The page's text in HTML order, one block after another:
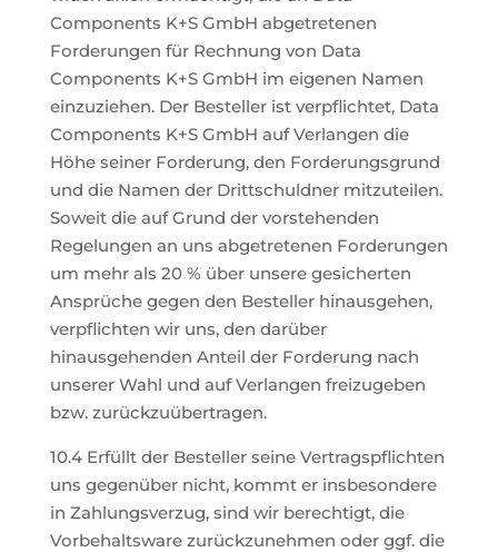
Components K+S GmbH abgetretenen
Forderungen für Rechnung von Data
Components K+S GmbH im eigenen Namen
einzuziehen. Der Besteller ist verpflichtet, Data
Components K+S GmbH auf Verlangen die
Höhe seiner Forderung, den Forderungsgrund
und die Namen der Drittschuldner mitzuteilen.
Soweit die auf Grund der vorstehenden
Regelungen an uns abgetretenen Forderungen
um mehr als 20 % über unsere gesicherten
Ansprüche gegen den Besteller hinausgehen,
verpflichten wir uns, den darüber
hinausgehenden Anteil der Forderung nach
unserer Wahl und auf Verlangen freizugeben
bzw. zurückzuübertragen.
10.4 Erfüllt der Besteller seine Vertragspflichten
uns gegenüber nicht, kommt er insbesondere
in Zahlungsverzug, sind wir berechtigt, die
Vorbehaltsware zurückzunehmen oder ggf. die